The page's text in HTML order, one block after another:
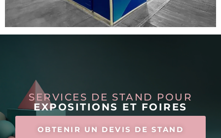
SERVICES DE STAND POUR
EXPOSITIONS ET FOIRES
OBTENIR UN DEVIS DE STAND